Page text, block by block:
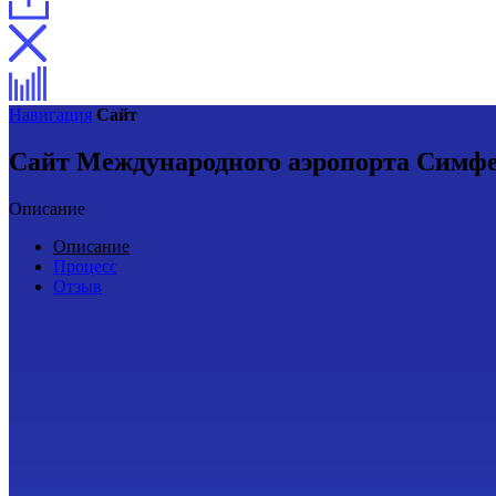
Навигация Сайт
Сайт Международного аэропорта
Описание
Описание
Процесс
Отзыв